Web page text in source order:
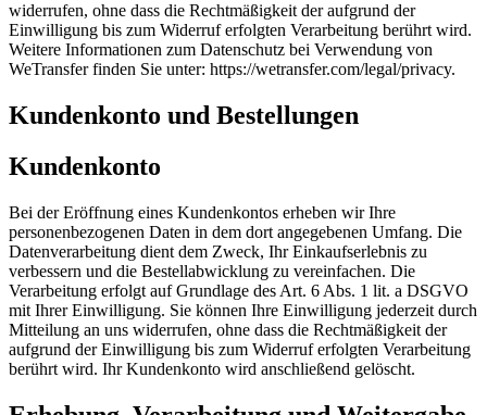
widerrufen, ohne dass die Rechtmäßigkeit der aufgrund der
Einwilligung bis zum Widerruf erfolgten Verarbeitung berührt wird.
Weitere Informationen zum Datenschutz bei Verwendung von
WeTransfer finden Sie unter: https://wetransfer.com/legal/privacy.
Kundenkonto und Bestellungen
Kundenkonto
Bei der Eröffnung eines Kundenkontos erheben wir Ihre
personenbezogenen Daten in dem dort angegebenen Umfang. Die
Datenverarbeitung dient dem Zweck, Ihr Einkaufserlebnis zu
verbessern und die Bestellabwicklung zu vereinfachen. Die
Verarbeitung erfolgt auf Grundlage des Art. 6 Abs. 1 lit. a DSGVO
mit Ihrer Einwilligung. Sie können Ihre Einwilligung jederzeit durch
Mitteilung an uns widerrufen, ohne dass die Rechtmäßigkeit der
aufgrund der Einwilligung bis zum Widerruf erfolgten Verarbeitung
berührt wird. Ihr Kundenkonto wird anschließend gelöscht.